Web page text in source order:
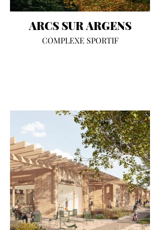
ARCS SUR ARGENS
COMPLEXE SPORTIF